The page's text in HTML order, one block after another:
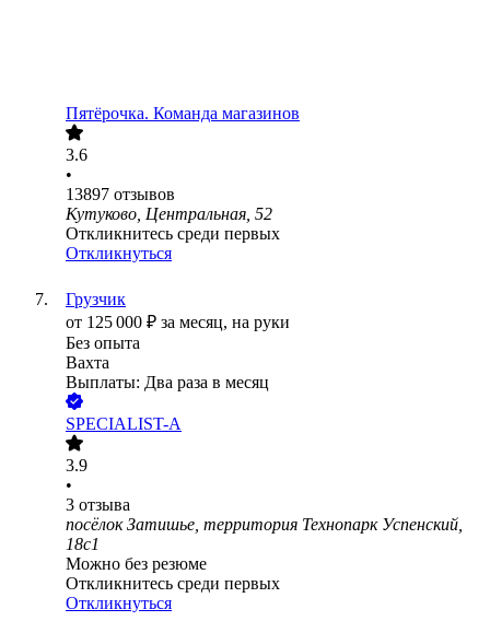
Пятёрочка. Команда магазинов
3.6
•
13897 отзывов
Кутуково, Центральная, 52
Откликнитесь среди первых
Откликнуться
Грузчик
от 125 000 ₽ за месяц, на руки
Без опыта
Вахта
Выплаты: Два раза в месяц
SPECIALIST-A
3.9
•
3 отзыва
посёлок Затишье, территория Технопарк Успенский,
18с1
Можно без резюме
Откликнитесь среди первых
Откликнуться